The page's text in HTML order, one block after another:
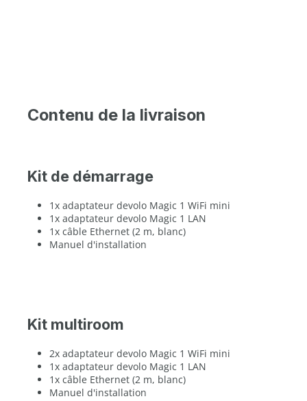
Contenu de la livraison
Kit de démarrage
1x adaptateur devolo Magic 1 WiFi mini
1x adaptateur devolo Magic 1 LAN
1x câble Ethernet (2 m, blanc)
Manuel d'installation
Kit multiroom
2x adaptateur devolo Magic 1 WiFi mini
1x adaptateur devolo Magic 1 LAN
1x câble Ethernet (2 m, blanc)
Manuel d'installation